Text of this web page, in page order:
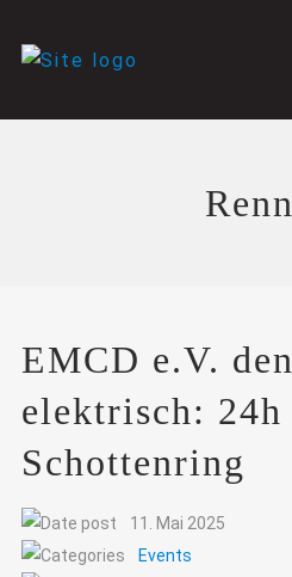
EMCD e.V.
elektrisch: 24h
Schottenring
11. Mai 2025
Events